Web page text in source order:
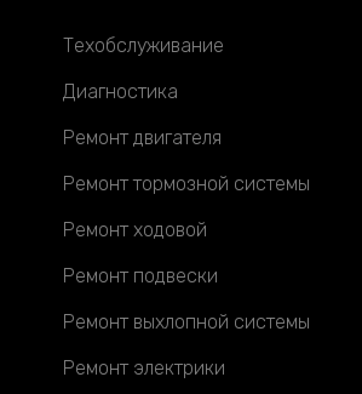
Техобслуживание
Диагностика
Ремонт двигателя
Ремонт тормозной системы
Ремонт ходовой
Ремонт подвески
Ремонт выхлопной системы
Ремонт электрики